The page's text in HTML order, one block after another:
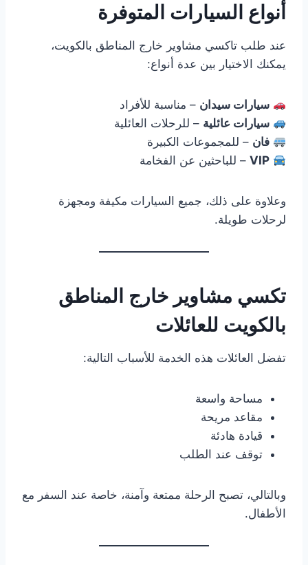
أنواع السيارات المتوفرة
عند طلب تاكسي مشاوير خارج المناطق بالكويت،
يمكنك الاختيار بين عدة أنواع:
سيارات سيدان – مناسبة للأفراد
سيارات عائلية – للرحلات العائلية
فان – للمجموعات الكبيرة
VIP – للباحثين عن الفخامة
وعلاوة على ذلك، جميع السيارات مكيفة ومجهزة
لرحلات طويلة.
تكسي مشاوير خارج المناطق
بالكويت للعائلات
تفضل العائلات هذه الخدمة للأسباب التالية:
مساحة واسعة
مقاعد مريحة
قيادة هادئة
توقف عند الطلب
وبالتالي، تصبح الرحلة ممتعة وآمنة، خاصة عند السفر مع
الأطفال.